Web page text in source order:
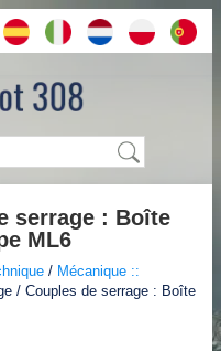
serrage : Boîte
ML6
/ Mécanique ::
/ Couples de serrage : Boîte